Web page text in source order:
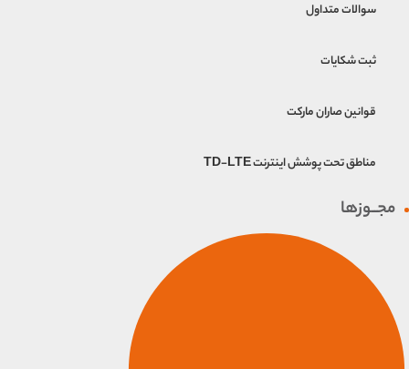
سوالات متداول
ثبت شکایات
قوانین صاران مارکت
مناطق تحت پوشش اینترنت TD-LTE
مجــوزها